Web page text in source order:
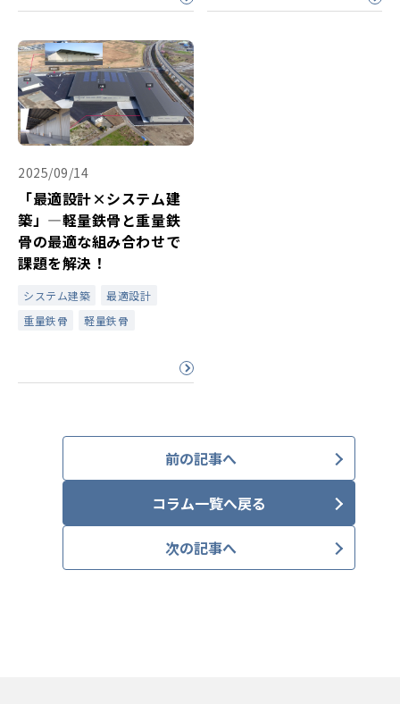
2025/09/14
「最適設計×システム建
築」―軽量鉄骨と重量鉄
骨の最適な組み合わせで
課題を解決！
システム建築
最適設計
重量鉄骨
軽量鉄骨
前の記事へ
コラム一覧へ戻る
次の記事へ